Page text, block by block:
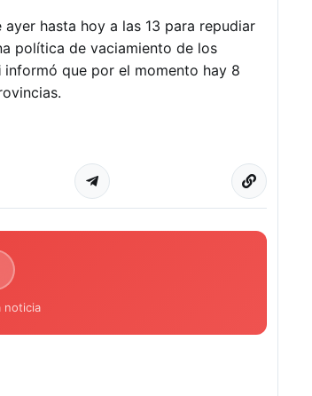
hasta hoy a las 13 para repudiar
política de vaciamiento de los
informó que por el momento hay 8
noticia